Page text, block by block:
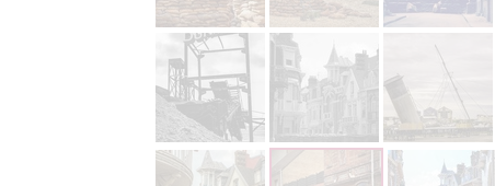
služeb
Udělením
možnost:
Poskytování